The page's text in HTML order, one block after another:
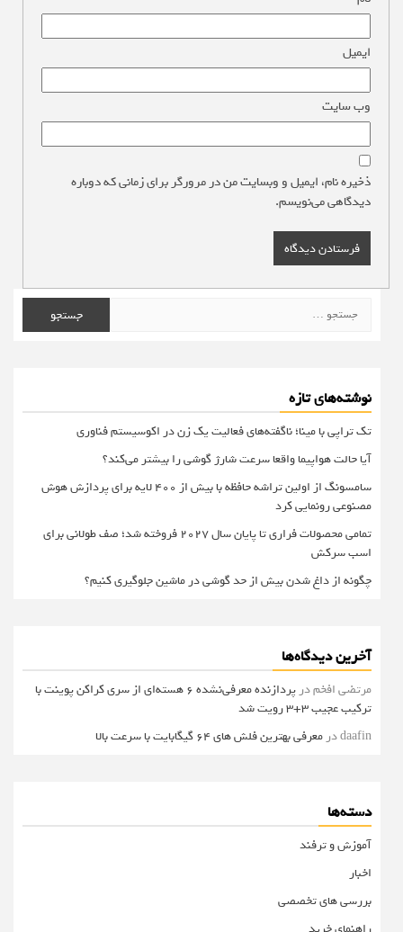
ایمیل
وب‌ سایت
ذخیره نام، ایمیل و وبسایت من در مرورگر برای زمانی که دوباره
دیدگاهی می‌نویسم.
برای:
نوشته‌های تازه
تک تراپی با مینا؛ ناگفته‌های فعالیت یک زن در اکوسیستم فناوری
آیا حالت هواپیما واقعا سرعت شارژ گوشی را بیشتر می‌کند؟
سامسونگ از اولین تراشه حافظه با بیش از ۴۰۰ لایه برای پردازش هوش
مصنوعی رونمایی کرد
تمامی محصولات فراری تا پایان سال ۲۰۲۷ فروخته شد؛ صف طولانی برای
اسب سرکش
چگونه از داغ شدن بیش از حد گوشی در ماشین جلوگیری کنیم؟
آخرین دیدگاه‌ها
مرتضی افخمدر
پردازنده معرفی‌نشده 6 هسته‌ای از سری کراکن پوینت با
ترکیب عجیب 3+3 رویت شد
daafinدرمعرفی بهترین فلش های 64 گیگابایت با سرعت بالا
دسته‌ها
آموزش و ترفند
اخبار
بررسی های تخصصی